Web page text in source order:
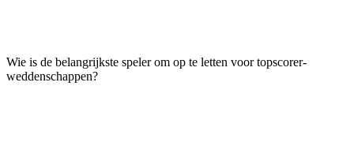
Wie is de belangrijkste speler om op te letten voor topscorer-
weddenschappen?